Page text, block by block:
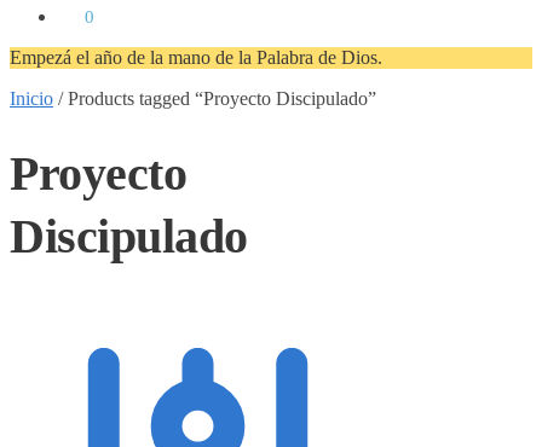
0
Empezá el año de la mano de la Palabra de Dios.
Inicio /Products tagged “Proyecto Discipulado”
Proyecto
Discipulado